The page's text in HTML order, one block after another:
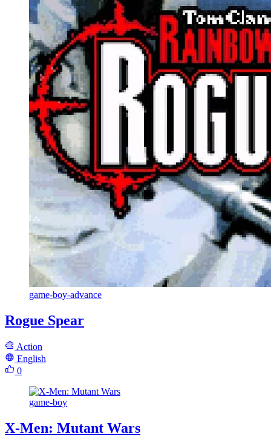
game-boy-advance
Rogue Spear
Action
English
0
game-boy
X-Men: Mutant Wars